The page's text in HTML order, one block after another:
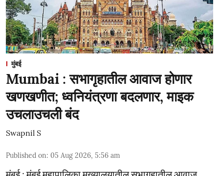
मुंबई
Mumbai : सभागृहातील आवाज होणार
खणखणीत; ध्वनियंत्रणा बदलणार, माइक
उचलाउचली बंद
Swapnil S
Published on: 05 Aug 2026, 5:56 am